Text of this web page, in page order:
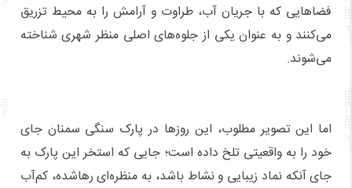
فضاهایی که با جریان آب، طراوت و آرامش را به محیط تزریق
می‌کنند و به عنوان یکی از جلوه‌های اصلی منظر شهری شناخته
می‌شوند.
اما این تصویر مطلوب، این روزها در پارک سنگی سمنان جای
خود را به واقعیتی تلخ داده است؛ جایی که استخر این پارک به
جای آنکه نماد زیبایی و نشاط باشد، به منظره‌ای رهاشده، کم‌آب